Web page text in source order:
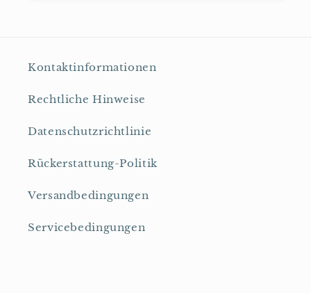
Kontaktinformationen
Rechtliche Hinweise
Datenschutzrichtlinie
Rückerstattung-Politik
Versandbedingungen
Servicebedingungen